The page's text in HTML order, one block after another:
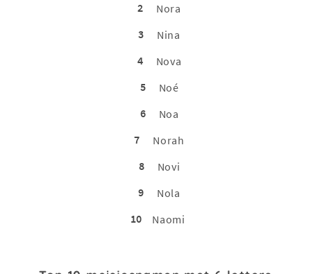
2
Nora
3
Nina
4
Nova
5
Noé
6
Noa
7
Norah
8
Novi
9
Nola
10
Naomi